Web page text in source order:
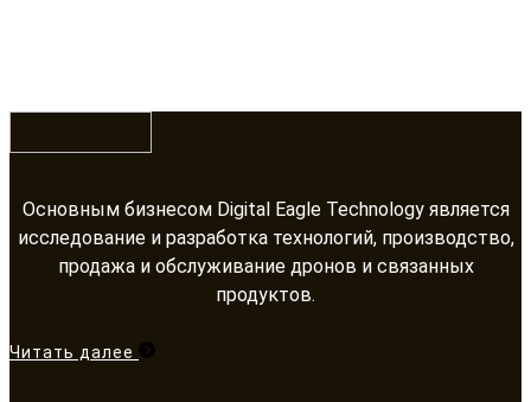
Основным бизнесом Digital Eagle Technology является
исследование и разработка технологий, производство,
продажа и обслуживание дронов и связанных
продуктов.​​​​​​​
Читать далее